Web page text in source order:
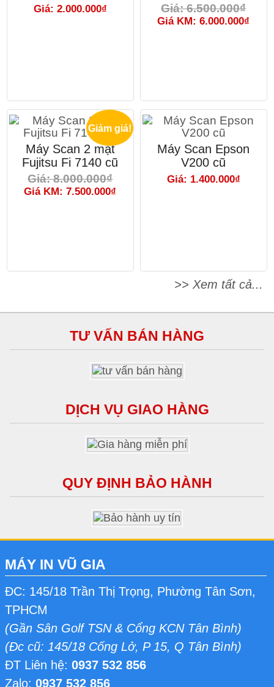
Giá: 2.000.000₫ Giá: 6.500.000₫
Giá KM: 6.000.000₫
Giảm giá!
Máy Scan 2 mặt
Fujitsu Fi 7140 cũ
Giá: 8.000.000₫
Giá KM: 7.500.000₫
Máy Scan Epson
V200 cũ
Giá: 1.400.000₫
>> Xem tất cả...
TƯ VẤN BÁN HÀNG
DỊCH VỤ GIAO HÀNG
QUY ĐỊNH BẢO HÀNH
MÁY IN VŨ GIA
ĐC: 145/18 Trần Thị Trọng, Phường Tân Sơn,
TPHCM
(Gần Sân Golf TSN & Cổng KCN Tân Bình)
(Đc cũ: 145/18 Cống Lở, P 15, Q Tân Bình)
ĐT Liên hệ: 0937 532 856
Zalo: 0937 532 856